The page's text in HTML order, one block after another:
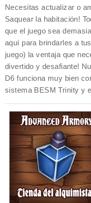
Necesitas actualizar o
Saquear la habitación!
que el juego sea
aquí para brindarles a
juego) la ventaja que
divertido y desafiante!
D6 funciona muy bien
sistema BESM Trinity y